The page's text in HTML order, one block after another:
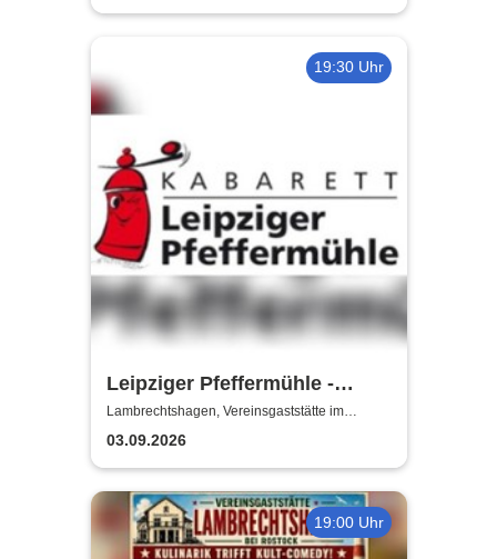
19:30 Uhr
Leipziger Pfeffermühle -
Satire mit Biss
Lambrechtshagen, Vereinsgaststätte im
Gemeindezentrum Lambrechtshagen
03.09.2026
19:00 Uhr